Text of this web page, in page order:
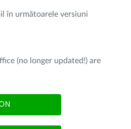
în următoarele versiuni
(no longer updated!) are